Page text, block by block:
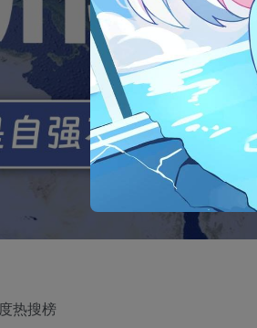
热搜榜